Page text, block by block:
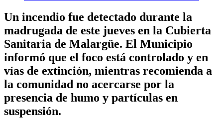
Un incendio fue detectado durante la
madrugada de este jueves en la Cubierta
Sanitaria de Malargüe. El Municipio
informó que el foco está controlado y en
vías de extinción, mientras recomienda a
la comunidad no acercarse por la
presencia de humo y partículas en
suspensión.